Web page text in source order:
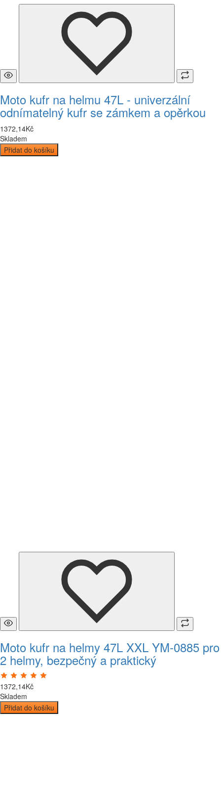
Moto kufr na helmu 47L - univerzální
odnímatelný kufr se zámkem a opěrkou
1372,14Kč
Skladem
Přidat do košíku
Moto kufr na helmy 47L XXL YM-0885 pro
2 helmy, bezpečný a praktický
1372,14Kč
Skladem
Přidat do košíku